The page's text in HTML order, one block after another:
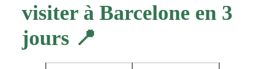
visiter à Barcelone en 3
jours 📍